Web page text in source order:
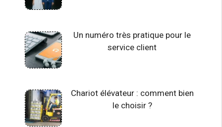
Un numéro très pratique pour le
service client
Chariot élévateur : comment bien
le choisir ?